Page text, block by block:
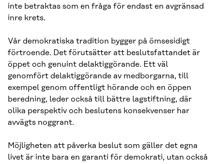
inte betraktas som en fråga för endast en avgränsad
inre krets.
Vår demokratiska tradition bygger på ömsesidigt
förtroende. Det förutsätter att beslutsfattandet är
öppet och genuint delaktiggörande. Ett väl
genomfört delaktiggörande av medborgarna, till
exempel genom offentligt hörande och en öppen
beredning, leder också till bättre lagstiftning, där
olika perspektiv och beslutens konsekvenser har
avvägts noggrant.
Möjligheten att påverka beslut som gäller det egna
livet är inte bara en garanti för demokrati, utan också